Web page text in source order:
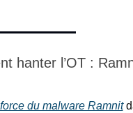
hanter l’OT :
du malware Ramnit